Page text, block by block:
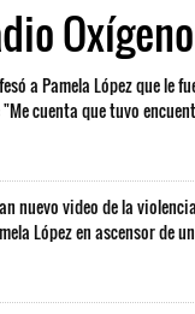
Oxígeno
a Pamela López que le
cuenta que tuvo
nuevo video de la
López en ascensor de un